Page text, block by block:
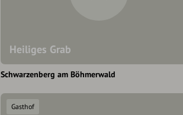
Heiliges Grab
Schwarzenberg am Böhmerwald
Gasthof